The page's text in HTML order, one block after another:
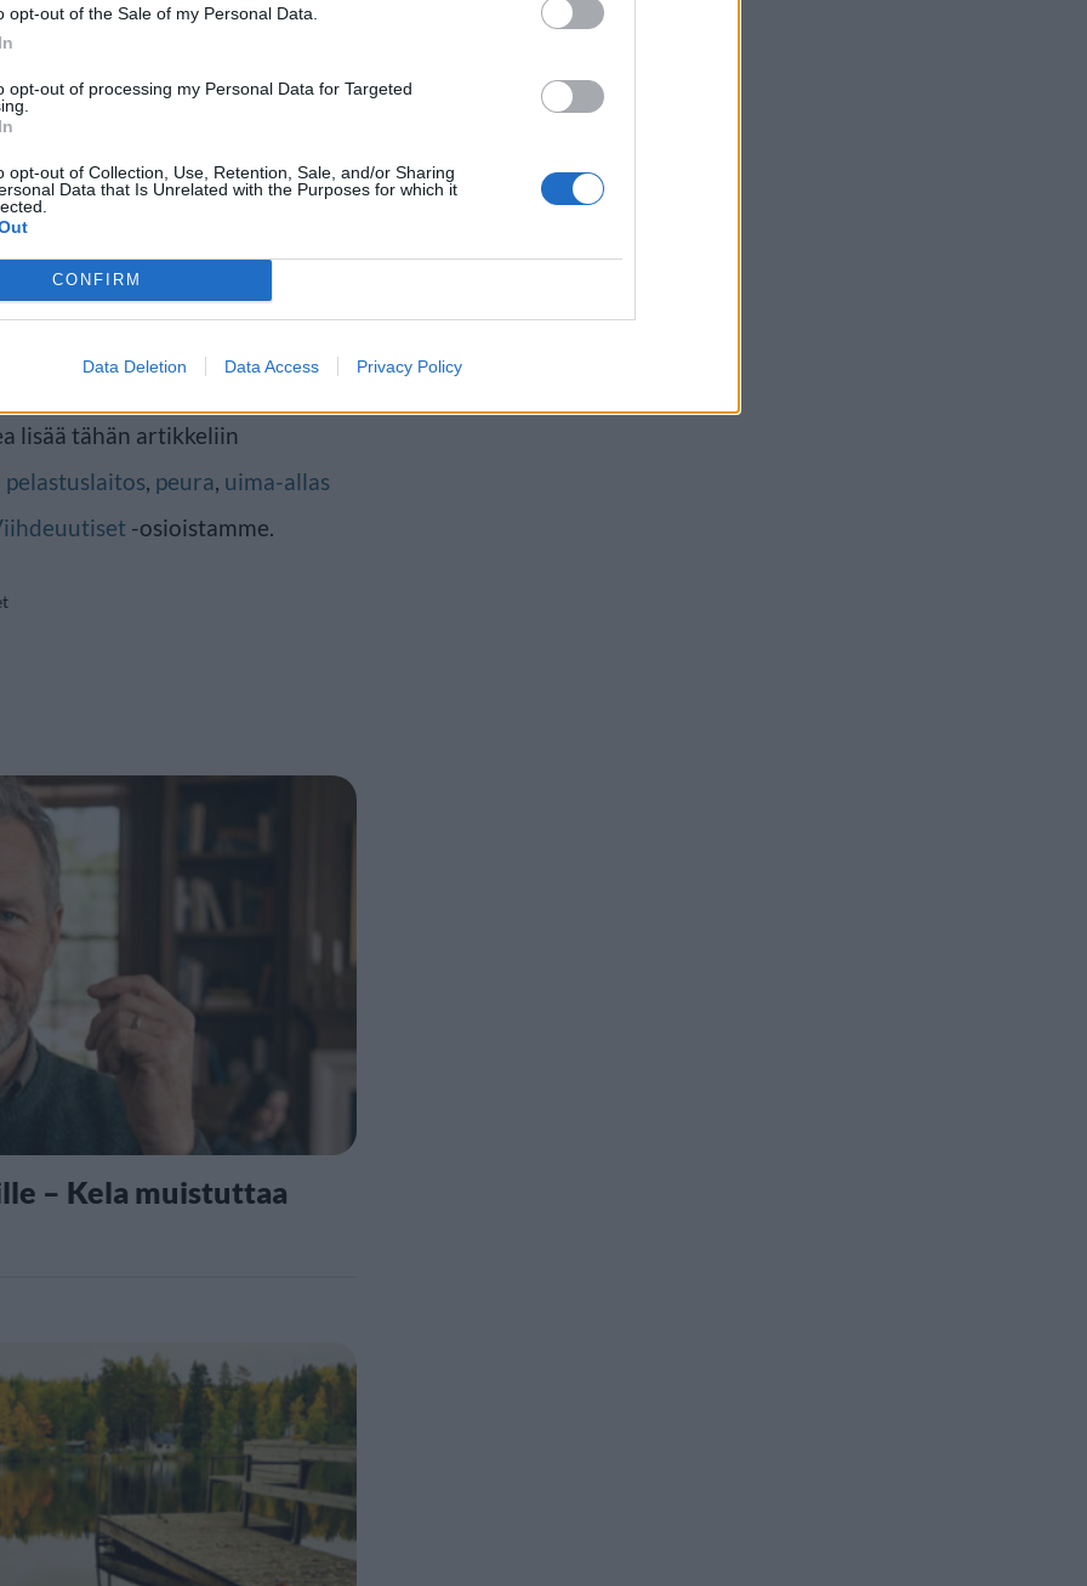
opt-out of the Sale of my Personal Data.
opt-out of processing my Personal Data for Targeted
opt-out of Collection, Use, Retention, Sale, and/or Sharing
Data that Is Unrelated with the Purposes for which it
CONFIRM
Data Deletion Data Access Privacy Policy
henkilöstö saapui paikalle ja
mukaan eläin jatkoi
eikä se kärsinyt vammoista
lähteeksi
lisää tähän artikkeliin
pelastuslaitos, peura, uima-allas
-osioistamme.
– Kela muistuttaa